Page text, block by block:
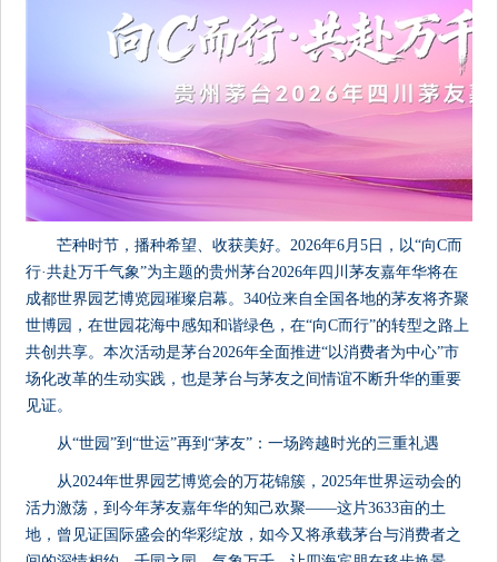
芒种时节，播种希望、收获美好。2026年6月5日，以“向C而
行·共赴万千气象”为主题的贵州茅台2026年四川茅友嘉年华将在
成都世界园艺博览园璀璨启幕。340位来自全国各地的茅友将齐聚
世博园，在世园花海中感知和谐绿色，在“向C而行”的转型之路上
共创共享。本次活动是茅台2026年全面推进“以消费者为中心”市
场化改革的生动实践，也是茅台与茅友之间情谊不断升华的重要
见证。
从“世园”到“世运”再到“茅友”：一场跨越时光的三重礼遇
从2024年世界园艺博览会的万花锦簇，2025年世界运动会的
活力激荡，到今年茅友嘉年华的知己欢聚——这片3633亩的土
地，曾见证国际盛会的华彩绽放，如今又将承载茅台与消费者之